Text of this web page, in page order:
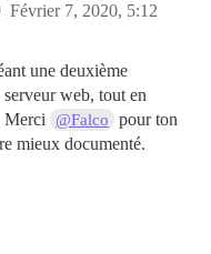
Février 7, 2020, 5:12
une deuxième
web, tout en
Merci @Falco
pour ton
mieux documenté.